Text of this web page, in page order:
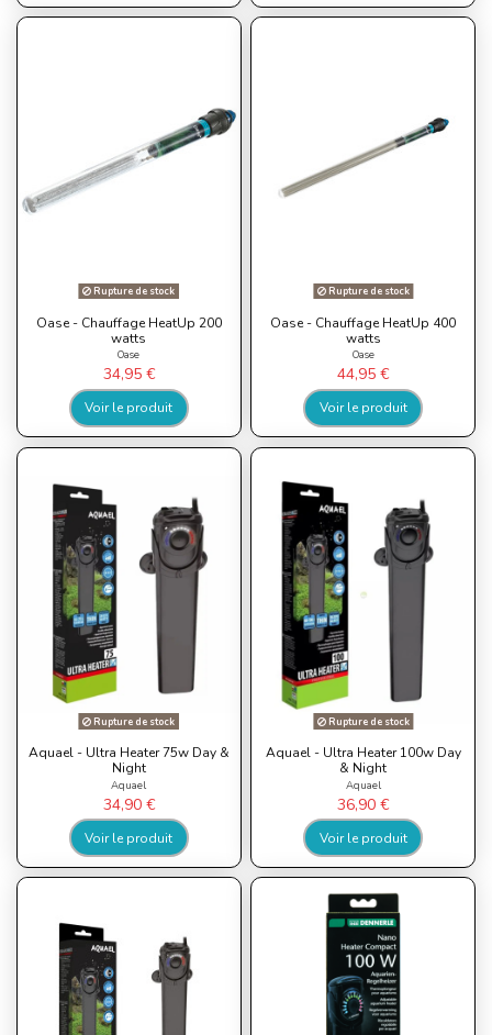
Rupture de stock
Oase - Chauffage HeatUp 200
watts
Oase
34,95 €
Voir le produit
Rupture de stock
Oase - Chauffage HeatUp 400
watts
Oase
44,95 €
Voir le produit
Rupture de stock
Aquael - Ultra Heater 75w Day &
Night
Aquael
34,90 €
Voir le produit
Rupture de stock
Aquael - Ultra Heater 100w Day
& Night
Aquael
36,90 €
Voir le produit